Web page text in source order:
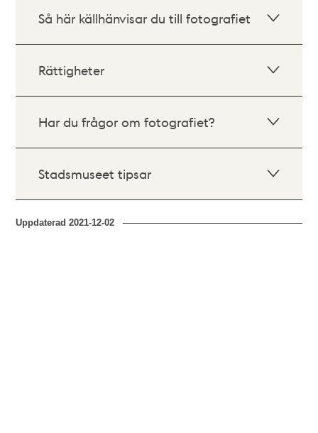
Så här källhänvisar du till fotografiet
Rättigheter
Har du frågor om fotografiet?
Stadsmuseet tipsar
Uppdaterad2021-12-02